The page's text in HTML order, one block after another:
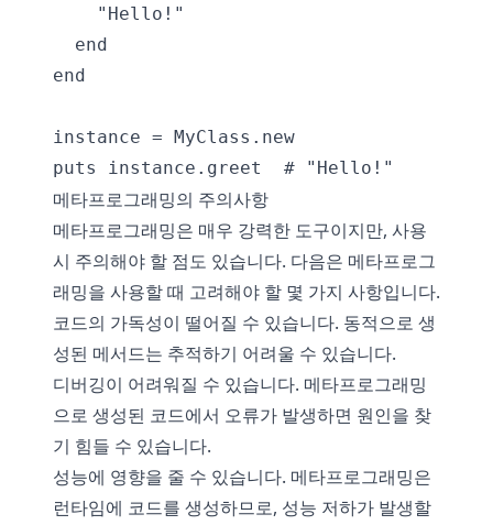
    "Hello!"
  end
end
instance = MyClass.new
메타프로그래밍의 주의사항
메타프로그래밍은 매우 강력한 도구이지만, 사용
시 주의해야 할 점도 있습니다. 다음은 메타프로그
래밍을 사용할 때 고려해야 할 몇 가지 사항입니다.
코드의 가독성이 떨어질 수 있습니다. 동적으로 생
성된 메서드는 추적하기 어려울 수 있습니다.
디버깅이 어려워질 수 있습니다. 메타프로그래밍
으로 생성된 코드에서 오류가 발생하면 원인을 찾
기 힘들 수 있습니다.
성능에 영향을 줄 수 있습니다. 메타프로그래밍은
런타임에 코드를 생성하므로, 성능 저하가 발생할